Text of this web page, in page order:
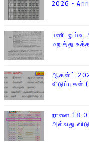
2026 -
பணி ஓய்வு
மறுத்து
ஆகஸ்ட்
விடுப்புகள்
நாளை
அல்லது